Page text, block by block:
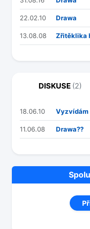
22.02.10 Drawa
13.08.08 Zřitěklika
DISKUSE (2)
18.06.10 Vyzvídám
11.06.08 Drawa??